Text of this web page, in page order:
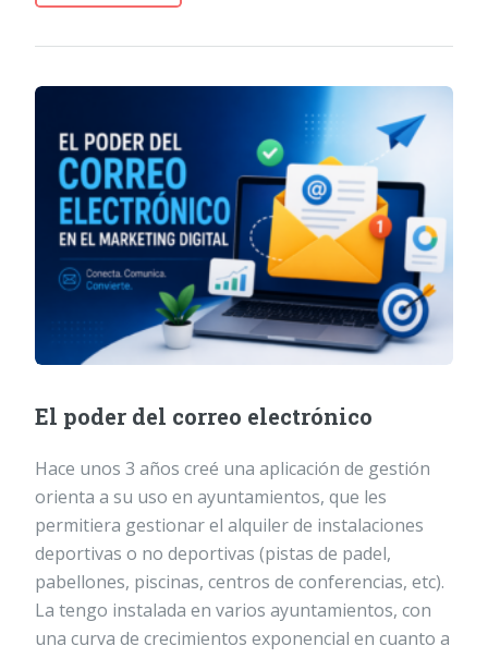
El poder del correo electrónico
Hace unos 3 años creé una aplicación de gestión
orienta a su uso en ayuntamientos, que les
permitiera gestionar el alquiler de instalaciones
deportivas o no deportivas (pistas de padel,
pabellones, piscinas, centros de conferencias, etc).
La tengo instalada en varios ayuntamientos, con
una curva de crecimientos exponencial en cuanto a